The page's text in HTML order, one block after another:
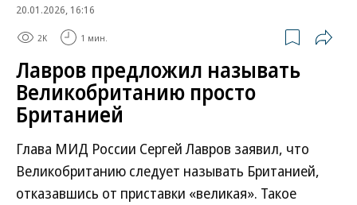
20.01.2026, 16:16
2K 1 мин.
Лавров предложил называть
Великобританию просто
Британией
Глава МИД России Сергей Лавров заявил, что
Великобританию следует называть Британией,
отказавшись от приставки «великая». Такое